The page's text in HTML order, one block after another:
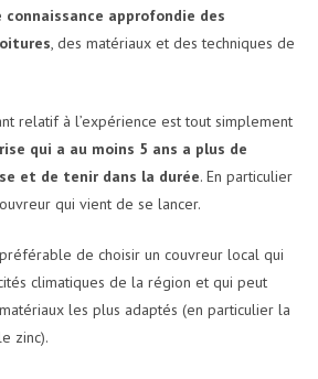
connaissance approfondie des
, des matériaux et des techniques de
relatif à l’expérience est tout simplement
qui a au moins 5 ans a plus de
et de tenir dans la durée. En particulier
qui vient de se lancer.
de choisir un couvreur local qui
climatiques de la région et qui peut
les plus adaptés (en particulier la
zinc).